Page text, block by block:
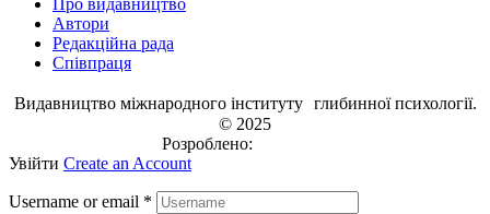
Про видавництво
Автори
Редакційна рада
Співпраця
Видавництво міжнародного інституту глибинної психології.
© 2025
Розроблено:
Увійти Create an Account
Username or email *